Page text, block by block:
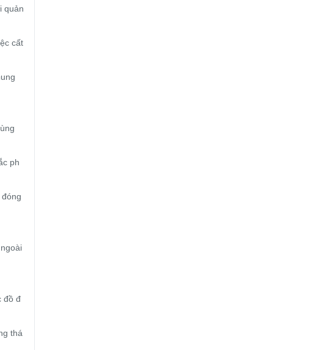
quản
cất
ph
đồ đ
thá